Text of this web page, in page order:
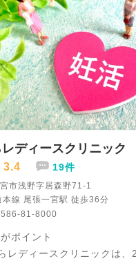
ディースクリニック
3.4 19件
市浅野字居森野71-1
本線 尾張一宮駅 徒歩36分
81-8000
ポイント
レディースクリニックは、